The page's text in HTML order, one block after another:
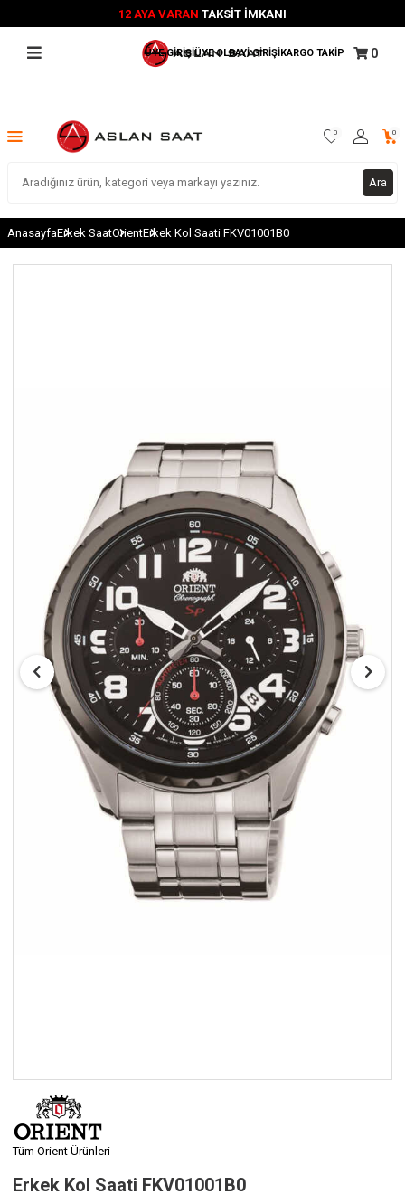
12 AYA VARAN TAKSİT İMKANI
ÜYE GİRİŞİÜYE OLBAYİ GİRİŞİKARGO TAKİP 0
Ara
0 0
AnasayfaErkek SaatOrientErkek Kol Saati FKV01001B0
Tüm Orient Ürünleri
Erkek Kol Saati FKV01001B0